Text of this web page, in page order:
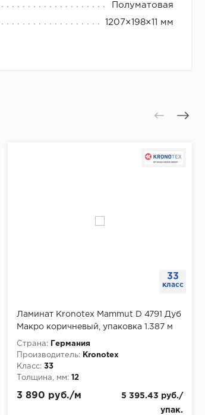
Полуматовая
1207×198×11 мм
33
класс
Ламинат Kronotex Mammut D 4791 Дуб
Макро коричневый, упаковка 1.387 м
Страна:
Германия
Производитель:
Kronotex
Класс: 33
Толщина, мм: 12
3 890 руб./м
5 395.43 руб./
упак.